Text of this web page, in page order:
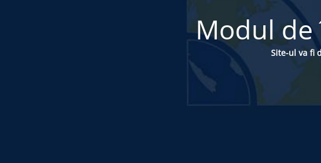
Modul
Site-ul va fi